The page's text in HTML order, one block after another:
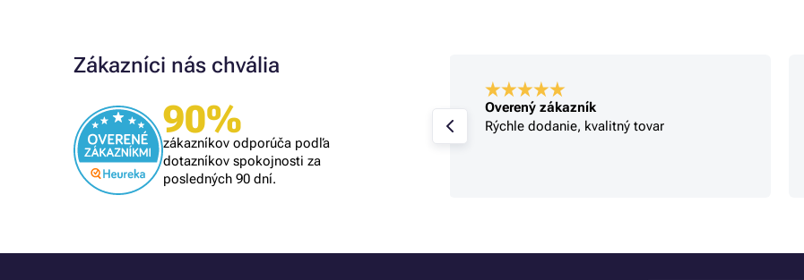
Zákazníci nás chvália
90%
zákazníkov odporúča podľa
dotazníkov spokojnosti za
posledných 90 dní.
Overený zákazník
rýchle vybavenie
Overený zákazník
Rýchle dodanie, kvalitný tovar